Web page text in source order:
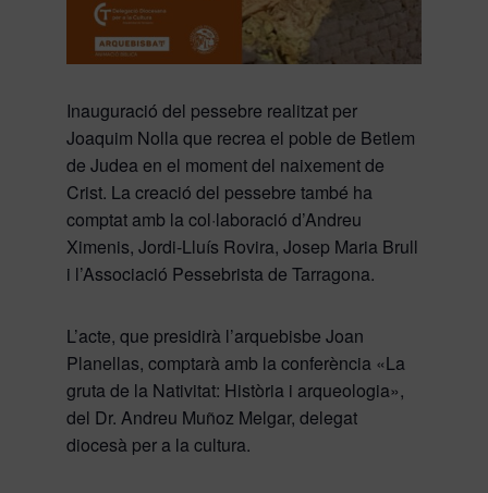
​Inauguració del pessebre realitzat per
Joaquim Nolla que recrea el poble de Betlem
de Judea en el moment del naixement de
Crist. La creació del pessebre també ha
comptat amb la col·laboració d’Andreu
Ximenis, Jordi-Lluís Rovira, Josep Maria Brull
i l’Associació Pessebrista de Tarragona.
L’acte, que presidirà l’arquebisbe Joan
Planellas, comptarà amb la conferència «La
gruta de la Nativitat: Història i arqueologia»,
del Dr. Andreu Muñoz Melgar, delegat
diocesà per a la cultura.